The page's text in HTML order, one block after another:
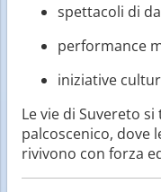
spettacoli di
performance
iniziative
Le vie di Suvereto
palcoscenico, dove
rivivono con forza